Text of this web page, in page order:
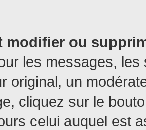
modifier ou
les messages,
original, un
cliquez sur le
celui auquel est